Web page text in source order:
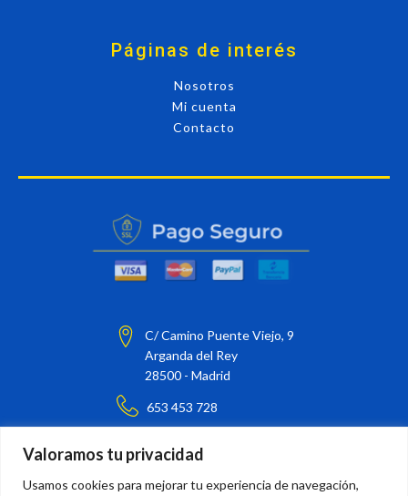
Valoramos tu privacidad
Usamos cookies para mejorar tu experiencia de navegación,
Páginas de interés
Nosotros
Mi cuenta
Contacto
C/ Camino Puente Viejo, 9
Arganda del Rey
28500 - Madrid
653 453 728
barnizarte@barnizarte.com
¡Síguenos en nuestras redes sociales!